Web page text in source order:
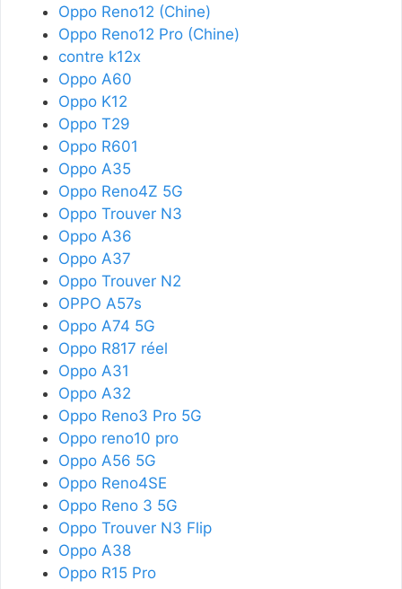
Oppo Reno12 (Chine)
Oppo Reno12 Pro (Chine)
contre k12x
Oppo A60
Oppo K12
Oppo T29
Oppo R601
Oppo A35
Oppo Reno4Z 5G
Oppo Trouver N3
Oppo A36
Oppo A37
Oppo Trouver N2
OPPO A57s
Oppo A74 5G
Oppo R817 réel
Oppo A31
Oppo A32
Oppo Reno3 Pro 5G
Oppo reno10 pro
Oppo A56 5G
Oppo Reno4SE
Oppo Reno 3 5G
Oppo Trouver N3 Flip
Oppo A38
Oppo R15 Pro